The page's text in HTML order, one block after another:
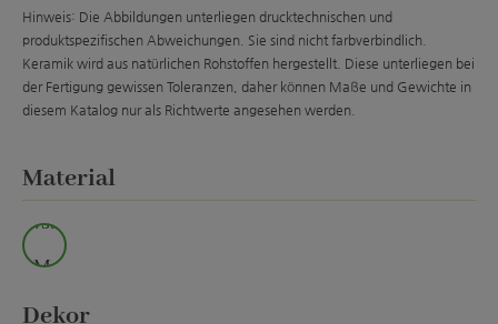
Hinweis: Die Abbildungen unterliegen drucktechnischen und
produktspezifischen Abweichungen. Sie sind nicht farbverbindlich.
Keramik wird aus natürlichen Rohstoffen hergestellt. Diese unterliegen bei
der Fertigung gewissen Toleranzen, daher können Maße und Gewichte in
diesem Katalog nur als Richtwerte angesehen werden.
Materialauswählen
wss.
M.
Dekorauswählen